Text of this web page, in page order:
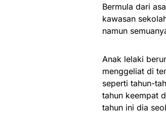
Bermula dari
kawasan
namun
Anak lelaki
menggeliat di
seperti tahun-
tahun keempat
tahun ini dia